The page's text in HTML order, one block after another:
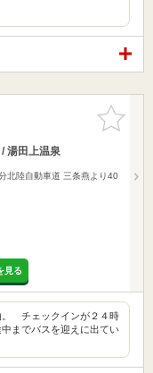
お気に入
りに追加
湯田上温泉
北陸自動車道 三条燕より40
見る
。 チェックインが２４時
までバスを迎えに出てい